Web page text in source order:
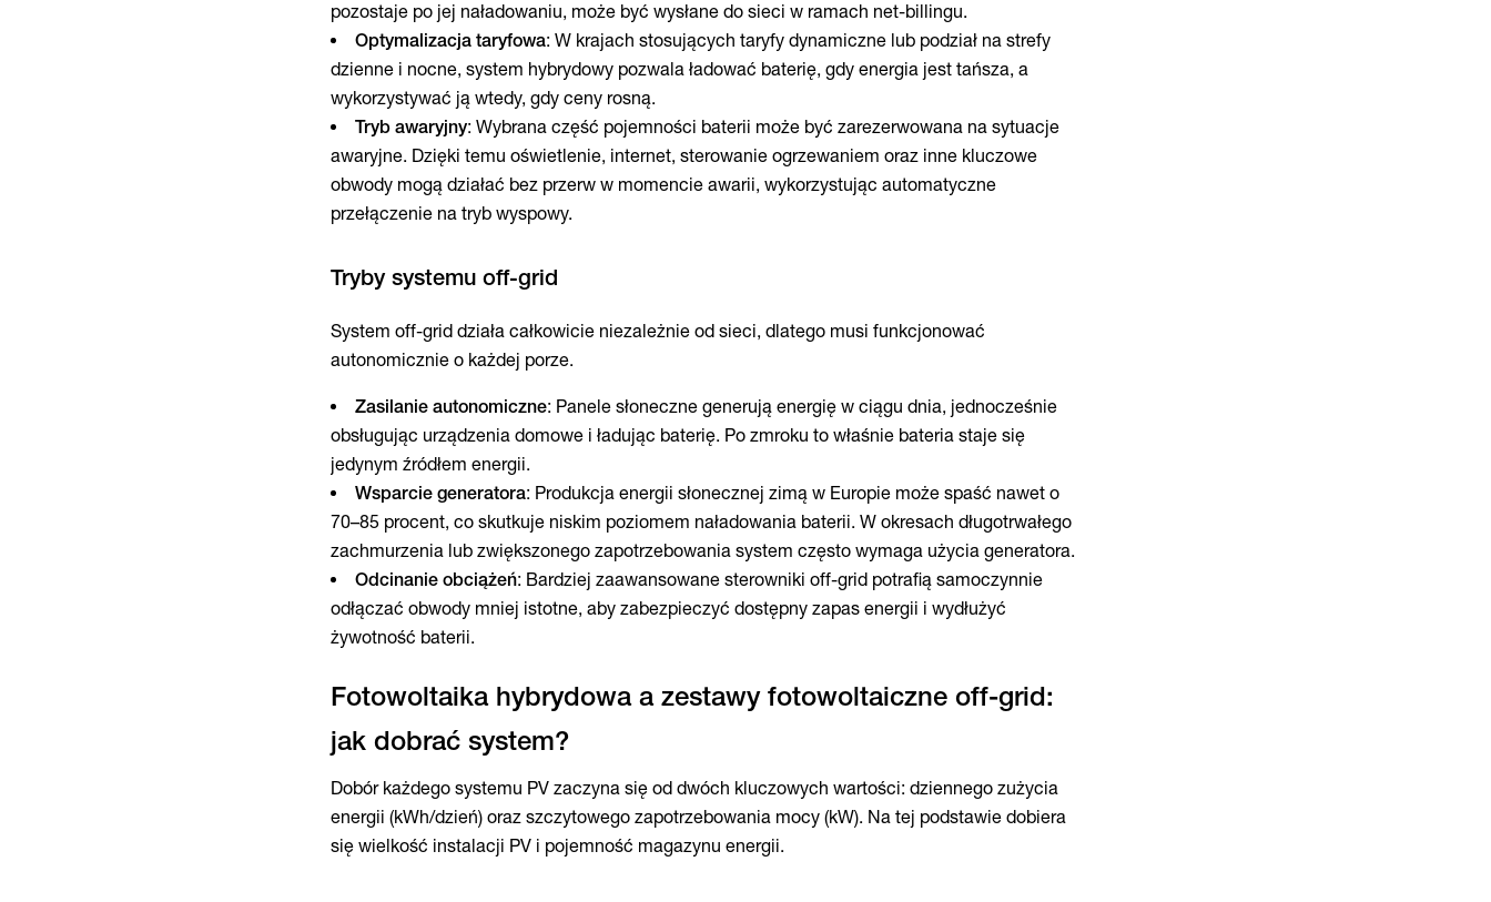
pozostaje po jej naładowaniu, może być wysłane do sieci w ramach net-billingu.
Optymalizacja taryfowa: W krajach stosujących taryfy dynamiczne lub podział na strefy
dzienne i nocne, system hybrydowy pozwala ładować baterię, gdy energia jest tańsza, a
wykorzystywać ją wtedy, gdy ceny rosną.
Tryb awaryjny: Wybrana część pojemności baterii może być zarezerwowana na sytuacje
awaryjne. Dzięki temu oświetlenie, internet, sterowanie ogrzewaniem oraz inne kluczowe
obwody mogą działać bez przerw w momencie awarii, wykorzystując automatyczne
przełączenie na tryb wyspowy.
System off-grid działa całkowicie niezależnie od sieci, dlatego musi funkcjonować
autonomicznie o każdej porze.
Zasilanie autonomiczne: Panele słoneczne generują energię w ciągu dnia, jednocześnie
obsługując urządzenia domowe i ładując baterię. Po zmroku to właśnie bateria staje się
jedynym źródłem energii.
Wsparcie generatora: Produkcja energii słonecznej zimą w Europie może spaść nawet o
70–85 procent, co skutkuje niskim poziomem naładowania baterii. W okresach długotrwałego
zachmurzenia lub zwiększonego zapotrzebowania system często wymaga użycia generatora.
Odcinanie obciążeń: Bardziej zaawansowane sterowniki off-grid potrafią samoczynnie
odłączać obwody mniej istotne, aby zabezpieczyć dostępny zapas energii i wydłużyć
żywotność baterii.
Fotowoltaika hybrydowa a zestawy fotowoltaiczne off-grid:
Dobór każdego systemu PV zaczyna się od dwóch kluczowych wartości: dziennego zużycia
energii (kWh/dzień) oraz szczytowego zapotrzebowania mocy (kW). Na tej podstawie dobiera
się wielkość instalacji PV i pojemność magazynu energii.